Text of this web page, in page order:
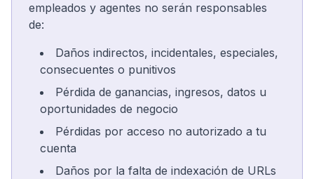
empleados y agentes no serán responsables
de:
Daños indirectos, incidentales, especiales,
consecuentes o punitivos
Pérdida de ganancias, ingresos, datos u
oportunidades de negocio
Pérdidas por acceso no autorizado a tu
cuenta
Daños por la falta de indexación de URLs